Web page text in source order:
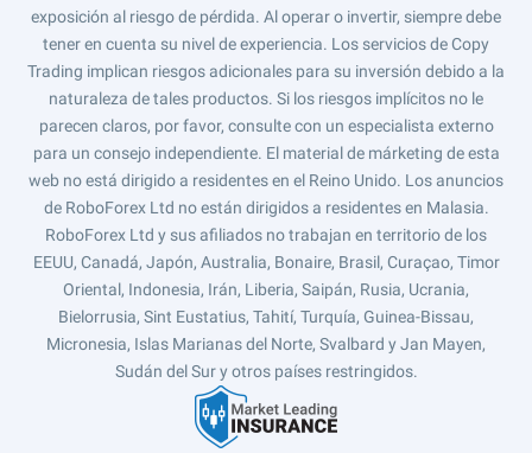
exposición al riesgo de pérdida. Al operar o invertir, siempre debe
tener en cuenta su nivel de experiencia. Los servicios de Copy
Trading implican riesgos adicionales para su inversión debido a la
naturaleza de tales productos. Si los riesgos implícitos no le
parecen claros, por favor, consulte con un especialista externo
para un consejo independiente. El material de márketing de esta
web no está dirigido a residentes en el Reino Unido. Los anuncios
de RoboForex Ltd no están dirigidos a residentes en Malasia.
RoboForex Ltd y sus afiliados no trabajan en territorio de los
EEUU, Canadá, Japón, Australia, Bonaire, Brasil, Curaçao, Timor
Oriental, Indonesia, Irán, Liberia, Saipán, Rusia, Ucrania,
Bielorrusia, Sint Eustatius, Tahití, Turquía, Guinea-Bissau,
Micronesia, Islas Marianas del Norte, Svalbard y Jan Mayen,
Sudán del Sur y otros países restringidos.